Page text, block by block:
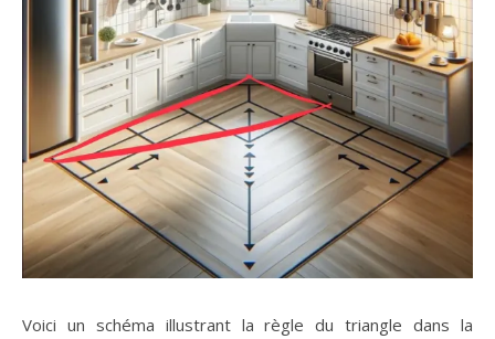
Voici un schéma illustrant la règle du triangle dans la